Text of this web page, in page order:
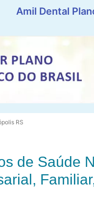
Amil Dental
RS
de Saúde